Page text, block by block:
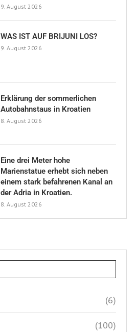
9. August 2026
WAS IST AUF BRIJUNI LOS?
9. August 2026
Erklärung der sommerlichen
Autobahnstaus in Kroatien
8. August 2026
Eine drei Meter hohe
Marienstatue erhebt sich neben
einem stark befahrenen Kanal an
der Adria in Kroatien.
8. August 2026
(6)
(100)